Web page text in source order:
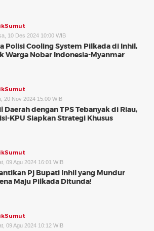
10 Des 2024 10:00 WIB
Polisi Cooling System Pilkada di Inhil,
Warga Nobar Indonesia-Myanmar
20 Nov 2024 15:00 WIB
Daerah dengan TPS Tebanyak di Riau,
KPU Siapkan Strategi Khusus
09 Agu 2024 16:01 WIB
Pj Bupati Inhil yang Mundur
Maju Pilkada Ditunda!
09 Agu 2024 10:12 WIB